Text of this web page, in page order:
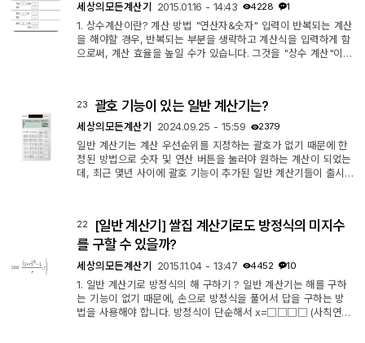
세상의모든계산기 2015.01.16 - 14:43 4228 1
1. 상수계산이란? 계산 방법 "연산자&숫자" 입력이 반복되는 계산
을 해야할 경우, 반복되는 부분을 생략하고 계산식을 입력하게 함
으로써, 계산 효율을 높일 수가 있습니다. 그것을 "상수 계산"이라
어지지 않고, 상수계산의 지정 전에 입력한 숫자가 상수값이 됩니
다. 그에 비해 SHARP, CANON (Non K-Type)의 경우 비명시적
23 괄호 기능이 있는 일반 계산기는?
세상의모든계산기 2024.09.25 - 15:59 2379
일반 계산기는 계산 우선순위를 지정하는 괄호가 없기 때문에 한
정된 방법으로 숫자 및 연산 버튼을 눌러야 원하는 계산이 되었는
데, 최근 몇년 사이에 괄호 기능이 추가된 일반 계산기들이 출시
라인도 2줄이라서 이미 입력한 내용 확인하기도 편하고, 괄호 기
능이 있어서 원하는 순서를 지정할 수도 있으니 기존 정통 쌀집
22
[일반 계산기] 쌀집 계산기로도 방정식의 미지수
를 구할 수 있을까?
세상의모든계산기 2015.11.04 - 13:47 4452 10
1. 일반 계산기로 방정식의 해 구하기 ? 일반 계산기는 해를 구하
는 기능이 없기 때문에, 손으로 방정식을 풀어서 답을 구하는 방
법을 사용해야 합니다. 방정식이 단순해서 x=□□□□ (사칙연